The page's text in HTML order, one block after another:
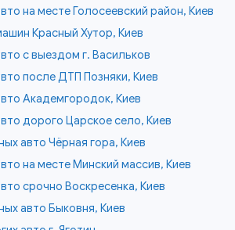
на месте Голосеевский район, Киев
Красный Хутор, Киев
с выездом г. Васильков
после ДТП Позняки, Киев
Академгородок, Киев
дорого Царское село, Киев
авто Чёрная гора, Киев
на месте Минский массив, Киев
срочно Воскресенка, Киев
авто Быковня, Киев